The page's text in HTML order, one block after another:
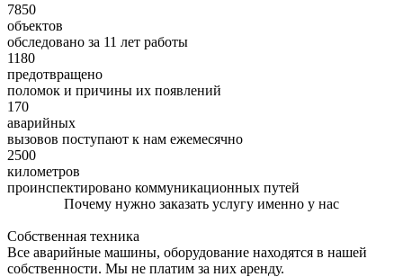
7850
объектов
обследовано за 11 лет работы
1180
предотвращено
поломок и причины их появлений
170
аварийных
вызовов поступают к нам ежемесячно
2500
километров
проинспектировано коммуникационных путей
Почему нужно заказать услугу именно у нас
Собственная техника
Все аварийные машины, оборудование находятся в нашей
собственности. Мы не платим за них аренду.